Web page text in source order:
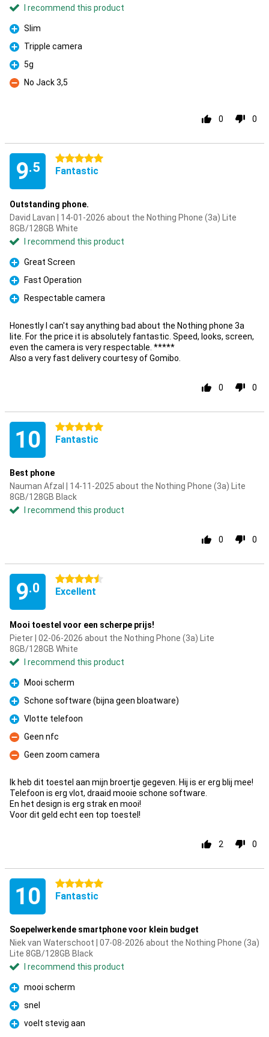
I recommend this product
Pro
Slim
Pro
Tripple camera
Pro
5g
Con
No Jack 3,5
0 0
9.5
5 stars
Fantastic
Outstanding phone.
David Lavan | 14-01-2026 about the Nothing Phone (3a) Lite
8GB/128GB White
I recommend this product
Pro
Great Screen
Pro
Fast Operation
Pro
Respectable camera
Honestly I can't say anything bad about the Nothing phone 3a
lite. For the price it is absolutely fantastic. Speed, looks, screen,
even the camera is very respectable. *****
Also a very fast delivery courtesy of Gomibo.
0 0
10 5 stars
Fantastic
Best phone
Nauman Afzal | 14-11-2025 about the Nothing Phone (3a) Lite
8GB/128GB Black
I recommend this product
0 0
9.0
4.5 stars
Excellent
Mooi toestel voor een scherpe prijs!
Pieter | 02-06-2026 about the Nothing Phone (3a) Lite
8GB/128GB White
I recommend this product
Pro
Mooi scherm
Pro
Schone software (bijna geen bloatware)
Pro
Vlotte telefoon
Con
Geen nfc
Con
Geen zoom camera
Ik heb dit toestel aan mijn broertje gegeven. Hij is er erg blij mee!
Telefoon is erg vlot, draaid mooie schone software.
En het design is erg strak en mooi!
Voor dit geld echt een top toestel!
2 0
10 5 stars
Fantastic
Soepelwerkende smartphone voor klein budget
Niek van Waterschoot | 07-08-2026 about the Nothing Phone (3a)
Lite 8GB/128GB Black
I recommend this product
Pro
mooi scherm
Pro
snel
Pro
voelt stevig aan